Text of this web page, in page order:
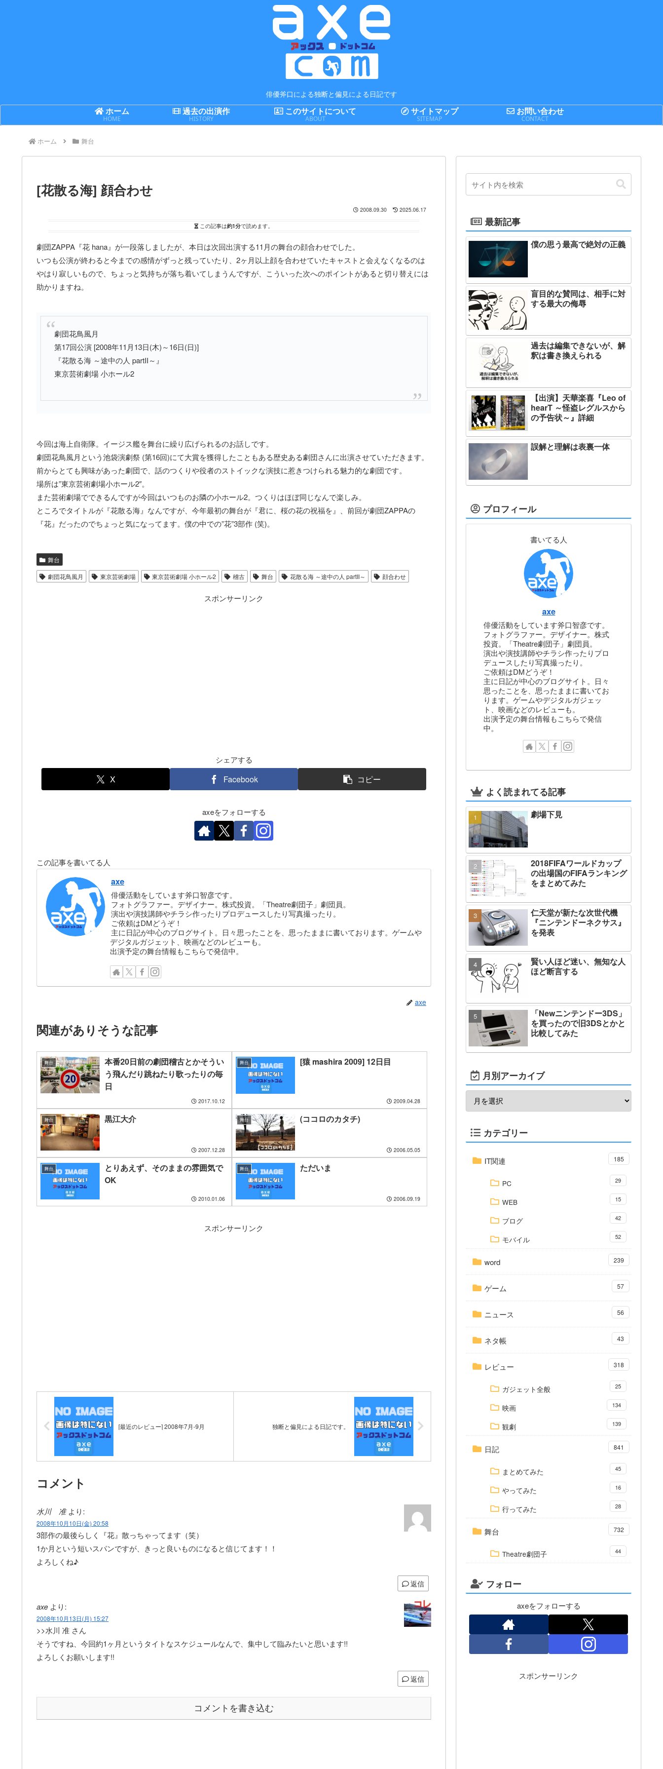
俳優斧口による独断と偏見による日記です
ホーム
HOME
過去の出演作
HISTORY
このサイトについて
ABOUT
サイトマップ
SITEMAP
お問い合わせ
CONTACT
ホーム 舞台
[花散る海] 顔合わせ
2008.09.30 2025.06.17
この記事は約1分で読めます。
劇団ZAPPA『花 hana』が一段落しましたが、本日は次回出演する11月の舞台の顔合わせでした。
いつも公演が終わると今までの感情がずっと残っていたり、2ヶ月以上顔を合わせていたキャストと会えなくなるのは
やはり寂しいもので、ちょっと気持ちが落ち着いてしまうんですが、こういった次へのポイントがあると切り替えには
助かりますね。
劇団花鳥風月
第17回公演 [2008年11月13日(木)～16日(日)]
『花散る海 ～途中の人 partII～』
東京芸術劇場 小ホール2
今回は海上自衛隊。イージス艦を舞台に繰り広げられるのお話しです。
劇団花鳥風月という池袋演劇祭 (第16回)にて大賞を獲得したこともある歴史ある劇団さんに出演させていただきます。
前からとても興味があった劇団で、話のつくりや役者のストイックな演技に惹きつけられる魅力的な劇団です。
場所は”東京芸術劇場小ホール2″。
また芸術劇場でできるんですが今回はいつものお隣の小ホール2。つくりはほぼ同じなんで楽しみ。
ところでタイトルが『花散る海』なんですが、今年最初の舞台が『君に、桜の花の祝福を』、前回が劇団ZAPPAの
『花』だったのでちょっと気になってます。僕の中での”花”3部作 (笑)。
舞台
劇団花鳥風月 東京芸術劇場 東京芸術劇場 小ホール2 稽古 舞台 花散る海 ～途中の人 partII～ 顔合わせ
スポンサーリンク
シェアする
X Facebook コピー
axeをフォローする
この記事を書いてる人
axe
俳優活動をしています斧口智彦です。
フォトグラファー。デザイナー。株式投資。「Theatre劇団子」劇団員。
演出や演技講師やチラシ作ったりプロデュースしたり写真撮ったり。
ご依頼はDMどうぞ！
主に日記が中心のブログサイト。日々思ったことを、思ったままに書いております。ゲームや
デジタルガジェット、映画などのレビューも。
出演予定の舞台情報もこちらで発信中。
axe
関連がありそうな記事
舞台
本番20日前の劇団稽古とかそうい
う飛んだり跳ねたり歌ったりの毎
日
2017.10.12
舞台 [猿 mashira 2009] 12日目
2009.04.28
舞台 黒江大介
2007.12.28
舞台 (ココロのカタチ)
2006.05.05
舞台
とりあえず、そのままの雰囲気で
OK
2010.01.06
舞台 ただいま
2006.09.19
スポンサーリンク
[最近のレビュー] 2008年7月-9月 独断と偏見による日記です。
コメント
水川 准 より:
2008年10月10日(金) 20:58
3部作の最後らしく『花』散っちゃってます（笑）
1か月という短いスパンですが、きっと良いものになると信じてます！！
よろしくね♪
返信
axe より:
2008年10月13日(月) 15:27
>>水川 准 さん
そうですね、今回約1ヶ月というタイトなスケジュールなんで、集中して臨みたいと思います!!
よろしくお願いします!!
返信
コメントを書き込む
最新記事
僕の思う最高で絶対の正義
盲目的な賛同は、相手に対
する最大の侮辱
過去は編集できないが、解
釈は書き換えられる
【出演】天華楽喜『Leo of
hearT ～怪盗レグルスから
の予告状～』詳細
誤解と理解は表裏一体
プロフィール
書いてる人
axe
俳優活動をしています斧口智彦です。
フォトグラファー。デザイナー。株式
投資。「Theatre劇団子」劇団員。
演出や演技講師やチラシ作ったりプロ
デュースしたり写真撮ったり。
ご依頼はDMどうぞ！
主に日記が中心のブログサイト。日々
思ったことを、思ったままに書いてお
ります。ゲームやデジタルガジェッ
ト、映画などのレビューも。
出演予定の舞台情報もこちらで発信
中。
よく読まれてる記事
劇場下見
2018FIFAワールドカップ
の出場国のFIFAランキング
をまとめてみた
仁天堂が新たな次世代機
『ニンテンドーネクサス』
を発表
賢い人ほど迷い、無知な人
ほど断言する
「Newニンテンドー3DS」
を買ったので旧3DSとかと
比較してみた
月別アーカイブ
カテゴリー
IT関連 185
PC 29
WEB 15
ブログ 42
モバイル 52
word 239
ゲーム 57
ニュース 56
ネタ帳 43
レビュー 318
ガジェット全般 25
映画 134
観劇 139
日記 841
まとめてみた 45
やってみた 16
行ってみた 28
舞台 732
Theatre劇団子 44
フォロー
axeをフォローする
スポンサーリンク